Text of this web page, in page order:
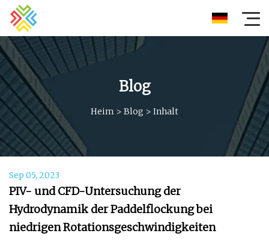
Blog
Heim > Blog > Inhalt
Sep 05, 2023
PIV- und CFD-Untersuchung der
Hydrodynamik der Paddelflockung bei
niedrigen Rotationsgeschwindigkeiten